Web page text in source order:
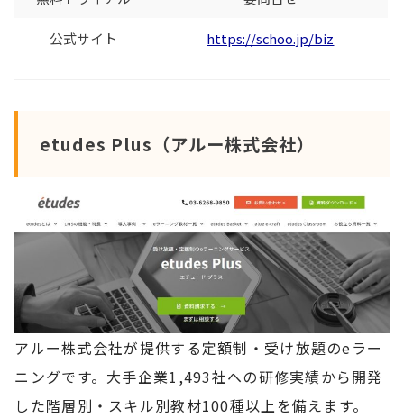
公式サイト https://schoo.jp/biz
etudes Plus（アルー株式会社）
アルー株式会社が提供する定額制・受け放題のeラー
ニングです。大手企業1,493社への研修実績から開発
した階層別・スキル別教材100種以上を備えます。